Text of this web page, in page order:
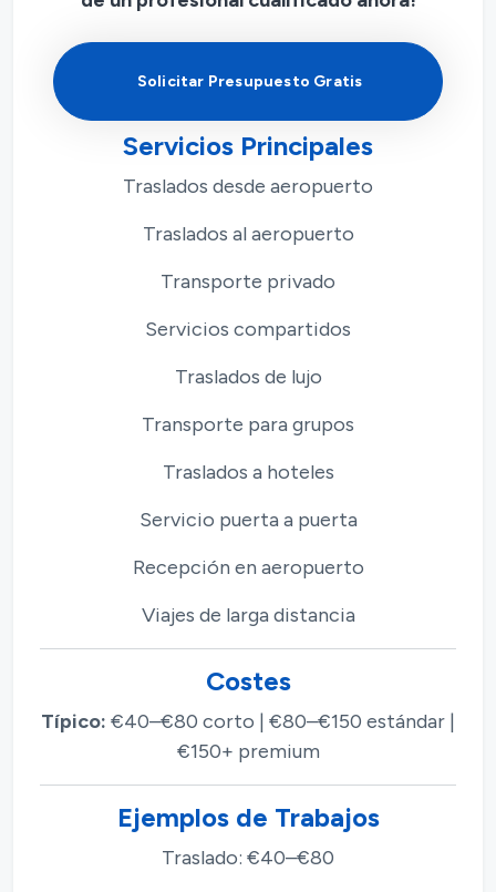
Solicitar Presupuesto Gratis
Servicios Principales
Traslados desde aeropuerto
Traslados al aeropuerto
Transporte privado
Servicios compartidos
Traslados de lujo
Transporte para grupos
Traslados a hoteles
Servicio puerta a puerta
Recepción en aeropuerto
Viajes de larga distancia
Costes
Típico: €40–€80 corto | €80–€150 estándar |
€150+ premium
Ejemplos de Trabajos
Traslado: €40–€80